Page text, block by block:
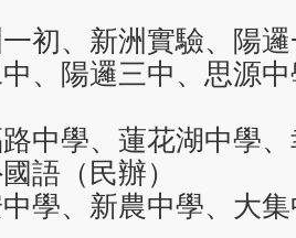
初、新洲實驗、陽
、陽邏三中、思源
中學、蓮花湖中學
語（民辦）
學、新農中學、大